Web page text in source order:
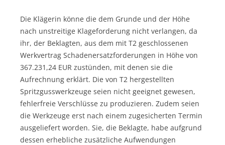
Die Klägerin könne die dem Grunde und der Höhe
nach unstreitige Klageforderung nicht verlangen, da
ihr, der Beklagten, aus dem mit T2 geschlossenen
Werkvertrag Schadenersatzforderungen in Höhe von
367.231,24 EUR zustünden, mit denen sie die
Aufrechnung erklärt. Die von T2 hergestellten
Spritzgusswerkzeuge seien nicht geeignet gewesen,
fehlerfreie Verschlüsse zu produzieren. Zudem seien
die Werkzeuge erst nach einem zugesicherten Termin
ausgeliefert worden. Sie, die Beklagte, habe aufgrund
dessen erhebliche zusätzliche Aufwendungen